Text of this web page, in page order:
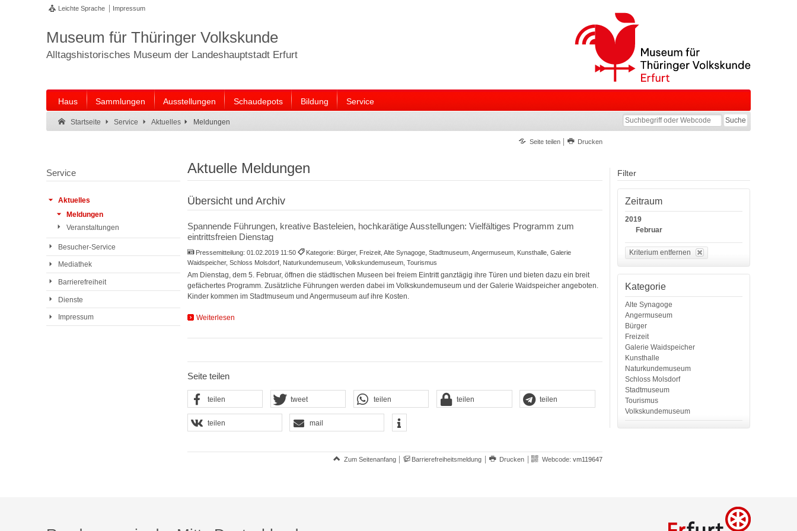
Leichte Sprache Impressum
Museum für Thüringer Volkskunde
Alltagshistorisches Museum der Landeshauptstadt Erfurt
Haus Sammlungen Ausstellungen Schaudepots Bildung Service
Startseite Service Aktuelles Meldungen
Suche:
Suche Ende.
Seite teilen Drucken
Aktuelle Meldungen
Übersicht und Archiv
Spannende Führungen, kreative Basteleien, hochkarätige Ausstellungen: Vielfältiges Programm zum
eintrittsfreien Dienstag
Pressemitteilung:01.02.2019 11:50
Kategorie: Bürger, Freizeit, Alte Synagoge, Stadtmuseum, Angermuseum, Kunsthalle, Galerie
Waidspeicher, Schloss Molsdorf, Naturkundemuseum, Volkskundemuseum, Tourismus
Am Dienstag, dem 5. Februar, öffnen die städtischen Museen bei freiem Eintritt ganztägig ihre Türen und bieten dazu ein breit
gefächertes Programm. Zusätzliche Führungen werden dabei im Volkskundemuseum und der Galerie Waidspeicher angeboten.
Kinder kommen im Stadtmuseum und Angermuseum auf ihre Kosten.
Weiterlesen
Seite teilen
teilen tweet teilen teilen teilen
teilen mail
Zum Seitenanfang Barrierefreiheitsmeldung Drucken Webcode: vm119647
Filter
Zeitraum
2019
Februar
Kriterium entfernen
Kategorie
Alte Synagoge
Angermuseum
Bürger
Freizeit
Galerie Waidspeicher
Kunsthalle
Naturkundemuseum
Schloss Molsdorf
Stadtmuseum
Tourismus
Volkskundemuseum
Service
Aktuelles
Meldungen
Veranstaltungen
Besucher-Service
Mediathek
Barrierefreiheit
Dienste
Impressum